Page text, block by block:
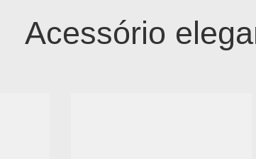
Acessório